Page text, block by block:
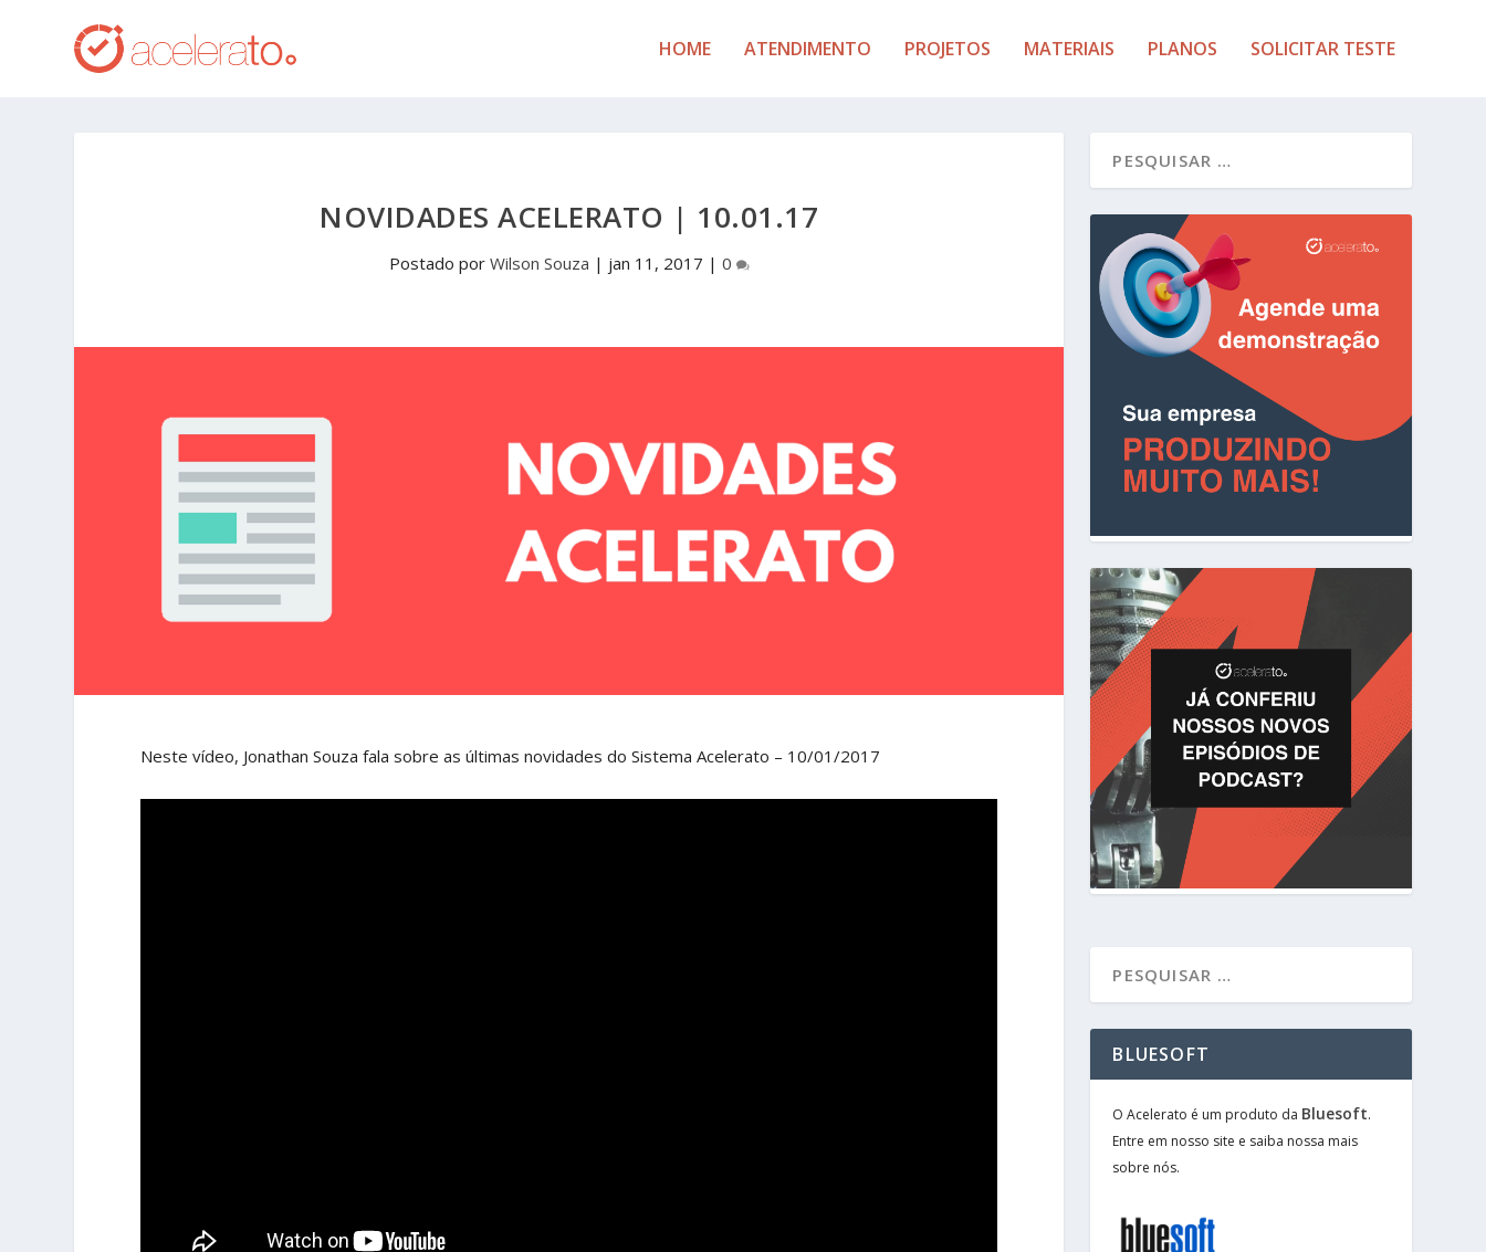
HOME ATENDIMENTO PROJETOS MATERIAIS PLANOS SOLICITAR TESTE
NOVIDADES ACELERATO | 10.01.17
Postado por Wilson Souza | jan 11, 2017 | 0
Neste vídeo, Jonathan Souza fala sobre as últimas novidades do Sistema Acelerato – 10/01/2017
BLUESOFT
O Acelerato é um produto da Bluesoft.
Entre em nosso site e saiba nossa mais
sobre nós.